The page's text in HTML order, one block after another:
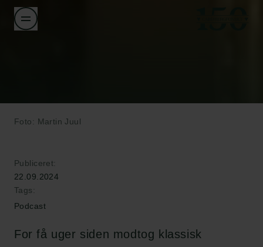
Foto: Martin Juul
Publiceret:
22.09.2024
Tags:
Podcast
For få uger siden modtog klassisk